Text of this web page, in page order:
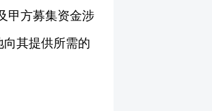
甲方募集资金涉
其提供所需的